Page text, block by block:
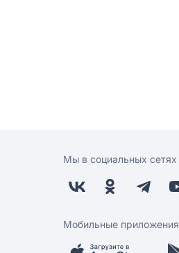
Мы в социальных сетях
Мобильные приложения